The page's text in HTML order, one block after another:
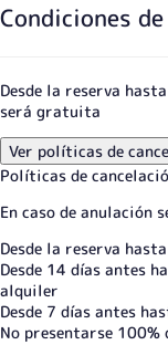
Condiciones
Desde la reserva
será gratuita
Ver políticas de
Políticas de
En caso de anulación
Desde la reserva
Desde 14 días antes
alquiler
Desde 7 días antes
No presentarse 100%